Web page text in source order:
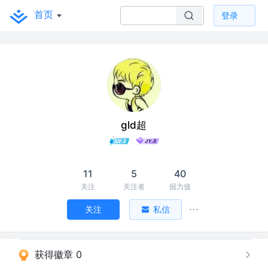
首页 登录
gld超
11
关注
5
关注者
40
掘力值
关注 私信
获得徽章 0